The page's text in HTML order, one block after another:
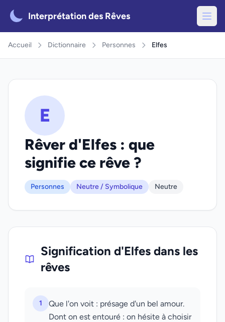
Interprétation des Rêves
Accueil Dictionnaire Personnes Elfes
E
Rêver d'Elfes : que
signifie ce rêve ?
Personnes Neutre / Symbolique Neutre
Signification d'Elfes dans les
rêves
1
Que l'on voit : présage d'un bel amour.
Dont on est entouré : on hésite à choisir